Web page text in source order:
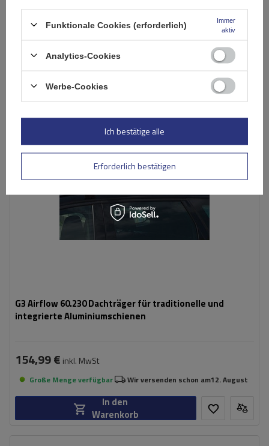
212,49 €inkl. MwSt
G3 Airflow 60.230 Dachträger für traditionelle und
integrierte Aluminiumschienen
154,99 € inkl. MwSt
Große Menge verfügbar Wir versenden schon am12. August
In den
Warenkorb
Funktionale Cookies (erforderlich)
Immer
aktiv
Analytics-Cookies
Werbe-Cookies
Erforderlich bestätigen
Ich bestätige alle